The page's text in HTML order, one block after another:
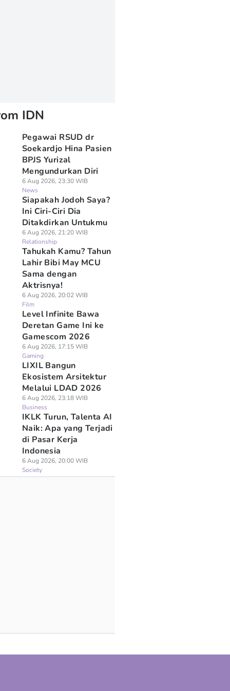
IDN
Pegawai RSUD dr
Soekardjo Hina Pasien
BPJS Yurizal
Mengundurkan Diri
6 Aug 2026, 23:30 WIB
News
Siapakah Jodoh Saya?
Ini Ciri-Ciri Dia
Ditakdirkan Untukmu
6 Aug 2026, 21:20 WIB
Relationship
Tahukah Kamu? Tahun
Lahir Bibi May MCU
Sama dengan
Aktrisnya!
6 Aug 2026, 20:02 WIB
Film
Level Infinite Bawa
Deretan Game Ini ke
Gamescom 2026
6 Aug 2026, 17:15 WIB
Gaming
LIXIL Bangun
Ekosistem Arsitektur
Melalui LDAD 2026
6 Aug 2026, 23:18 WIB
Business
IKLK Turun, Talenta AI
Naik: Apa yang Terjadi
di Pasar Kerja
Indonesia
6 Aug 2026, 20:00 WIB
Society